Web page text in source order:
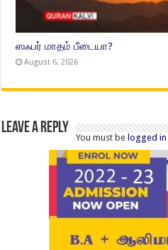
ஸஃபர் மாதம் பீடையா?
August 6, 2026
Leave a Reply
You must be logged in